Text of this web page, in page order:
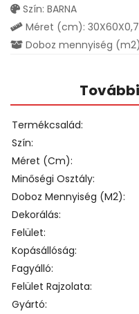
Szín: BARNA
Méret (cm): 30X60X0,7
Doboz mennyiség
Termékcsalád
Szín
Méret (cm)
Minőségi Osztály
Doboz Mennyiség (m2)
Dekorálás
Felület
Kopásállóság
Fagyálló
Felület Rajzolata
Gyártó